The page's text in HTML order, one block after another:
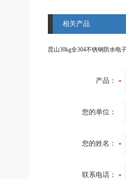
相关产品
昆山30kg全304不锈钢防水电
产品：
您的单位：
您的姓名：
联系电话：